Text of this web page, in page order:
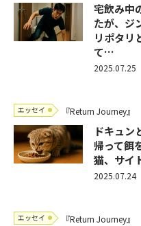
宅飲み中
たが、ジ
リポタリ
て…
2025.07.25
エッセイ 『Return Journey』
ドキュン
帰って餌
猫、サイ
2025.07.24
エッセイ 『Return Journey』